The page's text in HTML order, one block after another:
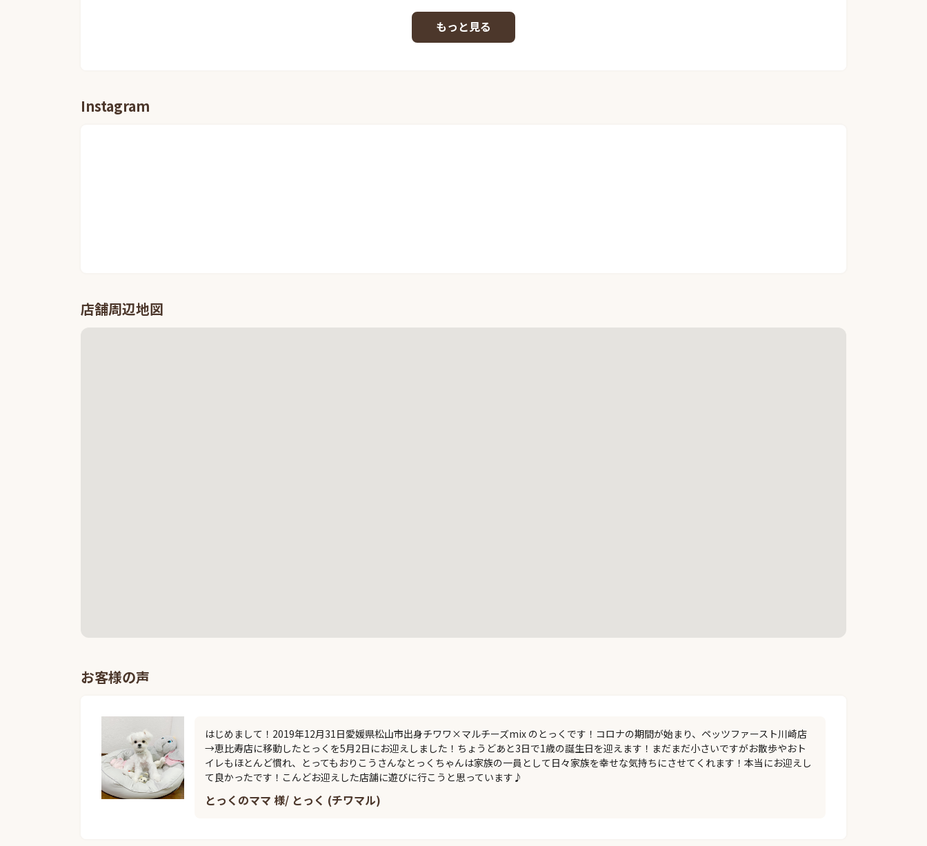
Instagram
店舗周辺地図
お客様の声
はじめまして！2019年12月31日愛媛県松山市出身チワワ×マルチーズmix のとっくです！コロナの期間が始まり、ペッツファースト川崎店
→恵比寿店に移動したとっくを5月2日にお迎えしました！ちょうどあと3日で1歳の誕生日を迎えます！まだまだ小さいですがお散歩やおト
イレもほとんど慣れ、とってもおりこうさんなとっくちゃんは家族の一員として日々家族を幸せな気持ちにさせてくれます！本当にお迎えし
て良かったです！こんどお迎えした店舗に遊びに行こうと思っています♪
とっくのママ 様/ とっく (チワマル)